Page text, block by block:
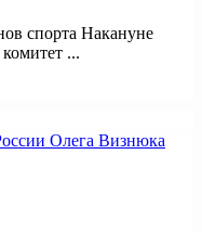
спорта Накануне
...